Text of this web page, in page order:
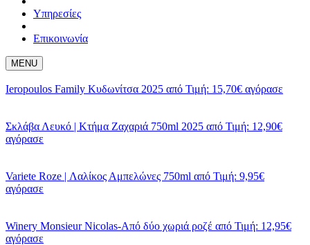
Υπηρεσίες
Επικοινωνία
MENU
Ieropoulos Family Kυδωνίτσα 2025 από Τιμή: 15,70€ αγόρασε
Σκλάβα Λευκό | Κτήμα Ζαχαριά 750ml 2025 από Τιμή: 12,90€
αγόρασε
Variete Roze | Λαλίκος Αμπελώνες 750ml από Τιμή: 9,95€
αγόρασε
Winery Monsieur Nicolas-Από δύο χωριά ροζέ από Τιμή: 12,95€
αγόρασε